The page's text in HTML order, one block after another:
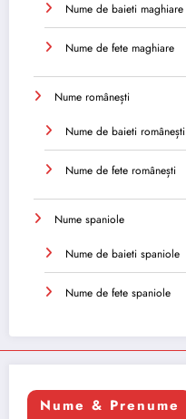
Nume de baieti maghiare
Nume de fete maghiare
Nume românești
Nume de baieti românești
Nume de fete românești
Nume spaniole
Nume de baieti spaniole
Nume de fete spaniole
Nume & Prenume